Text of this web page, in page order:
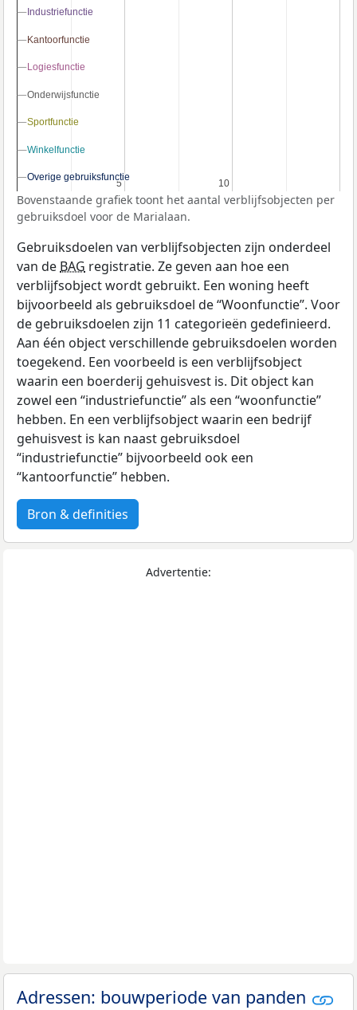
5
5 10
10
Industriefunctie
Industriefunctie
Kantoorfunctie
Kantoorfunctie
Logiesfunctie
Logiesfunctie
Onderwijsfunctie
Onderwijsfunctie
Sportfunctie
Sportfunctie
Winkelfunctie
Winkelfunctie
Overige gebruiksfunctie
Overige gebruiksfunctie
Bovenstaande grafiek toont het aantal verblijfsobjecten per
gebruiksdoel voor de Marialaan.
Gebruiksdoelen van verblijfsobjecten zijn onderdeel
van deBAG registratie. Ze geven aan hoe een
verblijfsobject wordt gebruikt. Een woning heeft
bijvoorbeeld als gebruiksdoel de “Woonfunctie”. Voor
de gebruiksdoelen zijn 11 categorieën gedefinieerd.
Aan één object verschillende gebruiksdoelen worden
toegekend. Een voorbeeld is een verblijfsobject
waarin een boerderij gehuisvest is. Dit object kan
zowel een “industriefunctie” als een “woonfunctie”
hebben. En een verblijfsobject waarin een bedrijf
gehuisvest is kan naast gebruiksdoel
“industriefunctie” bijvoorbeeld ook een
“kantoorfunctie” hebben.
Bron & definities
Advertentie:
Adressen: bouwperiode van panden